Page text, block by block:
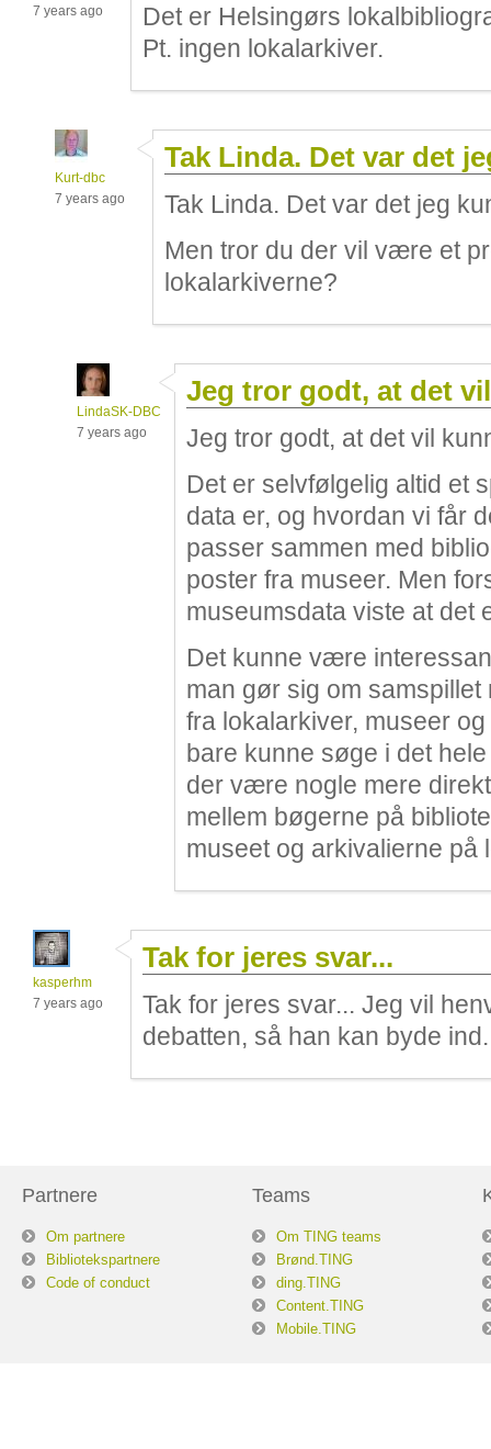
7 years ago
Det er Helsingørs
Pt. ingen lokalarkiver.
Kurt-dbc
7 years ago
Tak Linda. Det var det
Tak Linda. Det var det jeg
Men tror du der vil være et
lokalarkiverne?
LindaSK-DBC
7 years ago
Jeg tror godt, at det vil
Jeg tror godt, at det vil
Det er selvfølgelig altid et
data er, og hvordan vi får
passer sammen med
poster fra museer. Men
museumsdata viste at det
Det kunne være
man gør sig om
fra lokalarkiver, museer
bare kunne søge i det
der være nogle mere
mellem bøgerne på
museet og arkivalierne på
kasperhm
7 years ago
Tak for jeres svar...
Tak for jeres svar... Jeg vil
debatten, så han kan byde
Partnere
Om partnere
Bibliotekspartnere
Code of conduct
Teams
Om TING teams
Brønd.TING
ding.TING
Content.TING
Mobile.TING